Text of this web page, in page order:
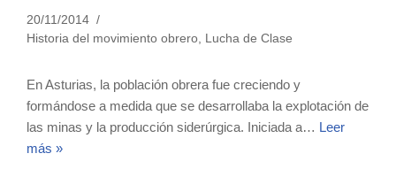
20/11/2014
Historia del movimiento obrero, Lucha de Clase
En Asturias, la población obrera fue creciendo y
formándose a medida que se desarrollaba la explotación de
las minas y la producción siderúrgica. Iniciada a… Leer
más »